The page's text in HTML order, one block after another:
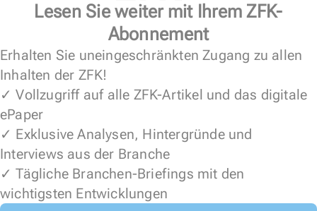
Lesen Sie weiter mit Ihrem ZFK-
Abonnement
Erhalten Sie uneingeschränkten Zugang zu allen
Inhalten der ZFK!
✓ Vollzugriff auf alle ZFK-Artikel und das digitale
ePaper
✓ Exklusive Analysen, Hintergründe und
Interviews aus der Branche
✓ Tägliche Branchen-Briefings mit den
wichtigsten Entwicklungen